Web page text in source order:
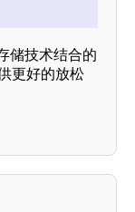
储技术结合的
更好的放松